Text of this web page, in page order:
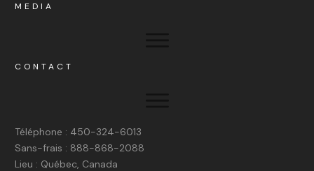
MEDIA
CONTACT
Téléphone : 450-324-6013
Sans-frais : 888-868-2088
Lieu : Québec, Canada